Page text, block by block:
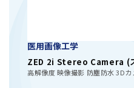
医用画像工学
ZED 2i Stereo Camera (
高解像度 映像撮影 防塵防水 3Dカ